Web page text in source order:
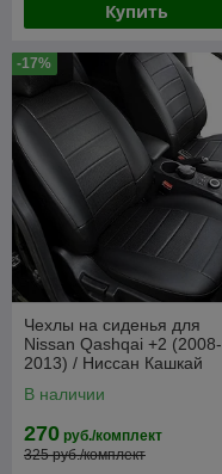
Купить
-17%
Чехлы на сиденья для
Nissan Qashqai +2 (2008-
2013) / Ниссан Кашкай
В наличии
270 руб./комплект
325 руб./комплект